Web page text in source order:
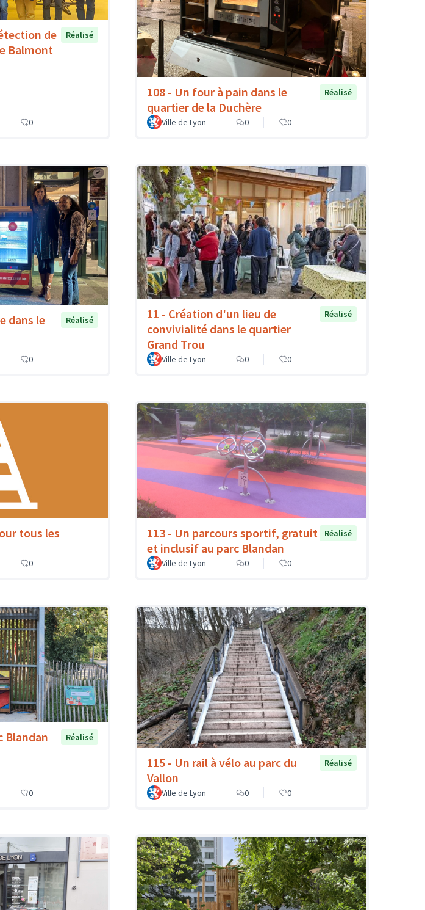
de
Balmont
Réalisé
0
108 - Un four à pain dans le
quartier de la Duchère
Réalisé
Ville de Lyon 0 0
dans le
Réalisé
0
11 - Création d'un lieu de
convivialité dans le quartier
Grand Trou
Réalisé
Ville de Lyon 0 0
tous les
0
113 - Un parcours sportif, gratuit
et inclusif au parc Blandan
Réalisé
Ville de Lyon 0 0
Blandan Réalisé
0
115 - Un rail à vélo au parc du
Vallon
Réalisé
Ville de Lyon 0 0